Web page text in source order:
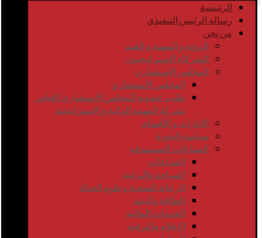
الرئيسية
رسالة الرئيس التنفيذي
من نحن
الرؤية و المهمة و القيم
الشركاء الاستراتيجيون
المجلس الاستشاري
المجلس الاستشاري
طلب عضوية المجلس الاستشاري الخاص
بشركة المهمة الذكية و الاستراتيجية
الإدارات و الأقسام
سياسة الجودة
الصناعات المستهدفة
الصناعات
السياحة والترفيه
الرعاية الصحية وعلوم الحياة
الطاقة والبيئة
الخدمات المالية
الإعلام والترفيه